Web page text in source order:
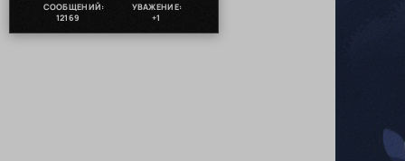
СООБЩЕНИЙ:
12169
УВАЖЕНИЕ:
+1